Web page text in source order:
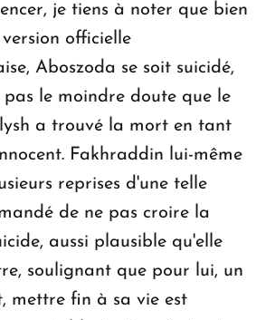
je tiens à noter que bien
officielle
Aboszoda se soit suicidé,
pas le moindre doute que le
a trouvé la mort en tant
Fakhraddin lui-même
reprises d'une telle
de ne pas croire la
aussi plausible qu'elle
soulignant que pour lui, un
mettre fin à sa vie est